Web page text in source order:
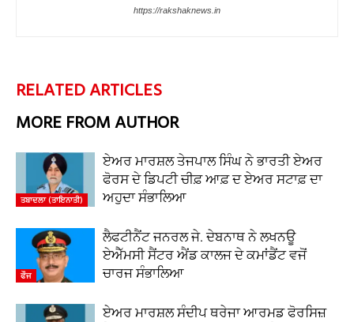
https://rakshaknews.in
RELATED ARTICLES
MORE FROM AUTHOR
ਤਬਾਦਲਾ (ਤਾਇਨਾਤੀ)
ਏਅਰ ਮਾਰਸ਼ਲ ਤੇਜਪਾਲ ਸਿੰਘ ਨੇ ਭਾਰਤੀ ਏਅਰ
ਫੋਰਸ ਦੇ ਡਿਪਟੀ ਚੀਫ਼ ਆਫ਼ ਦ ਏਅਰ ਸਟਾਫ਼ ਦਾ
ਅਹੁਦਾ ਸੰਭਾਲਿਆ
ਫੌਜ
ਲੈਫਟੀਨੈਂਟ ਜਨਰਲ ਜੇ. ਦੇਬਨਾਥ ਨੇ ਲਖਨਊ
ਏਐੱਮਸੀ ਸੈਂਟਰ ਐਂਡ ਕਾਲਜ ਦੇ ਕਮਾਂਡੈਂਟ ਵਜੋਂ
ਚਾਰਜ ਸੰਭਾਲਿਆ
ਏਅਰ ਮਾਰਸ਼ਲ ਸੰਦੀਪ ਥਰੇਜਾ ਆਰਮਡ ਫੋਰਸਿਜ਼